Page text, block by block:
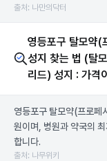
출처: 나만의닥터
영등포구 탈모약(
성지 찾는 법 (탈
리드) 성지 : 가격
영등포구 탈모약(프로
원이며, 병원과 약국의
합니다.
출처: 나무위키